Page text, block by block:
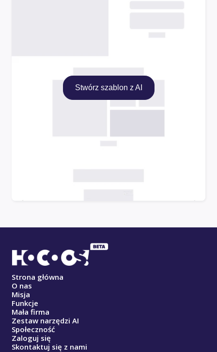
Stwórz szablon z AI
Strona główna
O nas
Misja
Funkcje
Mała firma
Zestaw narzędzi AI
Społeczność
Zaloguj się
Skontaktuj się z nami